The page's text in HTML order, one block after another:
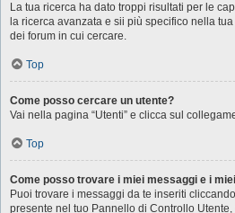
La tua ricerca ha dato troppi risultati per le
la ricerca avanzata e sii più specifico nella
dei forum in cui cercare.
Top
Come posso cercare un utente?
Vai nella pagina “Utenti” e clicca sul
Top
Come posso trovare i miei messaggi e i
Puoi trovare i messaggi da te inseriti
presente nel tuo Pannello di Controllo Utente,